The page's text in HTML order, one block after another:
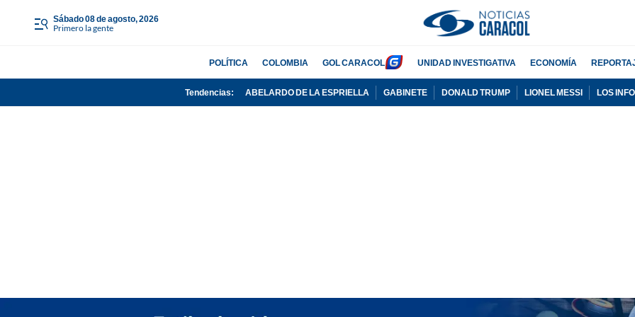
sábado 08 de agosto, 2026
Primero la gente
POLÍTICA COLOMBIA GOL CARACOL UNIDAD INVESTIGATIVA ECONOMÍA
Tendencias: ABELARDO DE LA ESPRIELLA GABINETE DONALD TRUMP LIONEL MESSI LOS